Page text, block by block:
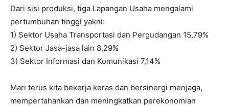
Dari sisi produksi, tiga Lapangan Usaha mengalami
pertumbuhan tinggi yakni:
1) Sektor Usaha Transportasi dan Pergudangan 15,79%
2) Sektor Jasa-jasa lain 8,29%
3) Sektor Informasi dan Komunikasi 7,14%
Mari terus kita bekerja keras dan bersinergi menjaga,
mempertahankan dan meningkatkan perekonomian